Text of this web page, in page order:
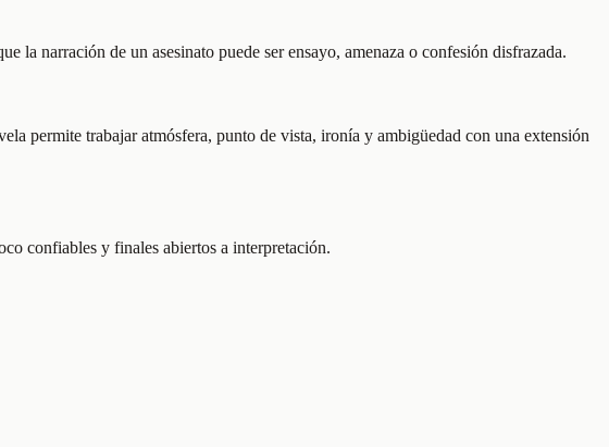
la narración de un asesinato puede ser ensayo, amenaza o confesión disfrazada.
permite trabajar atmósfera, punto de vista, ironía y ambigüedad con una extensión
confiables y finales abiertos a interpretación.